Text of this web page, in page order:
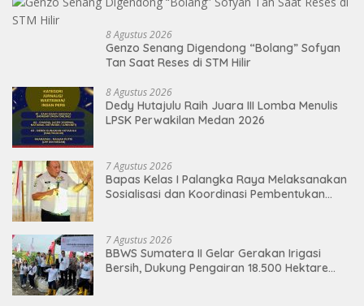
8 Agustus 2026
Genzo Senang Digendong “Bolang” Sofyan
Tan Saat Reses di STM Hilir
8 Agustus 2026
Dedy Hutajulu Raih Juara III Lomba Menulis
LPSK Perwakilan Medan 2026
7 Agustus 2026
Bapas Kelas I Palangka Raya Melaksanakan
Sosialisasi dan Koordinasi Pembentukan
7 Agustus 2026
BBWS Sumatera II Gelar Gerakan Irigasi
Bersih, Dukung Pengairan 18.500 Hektare